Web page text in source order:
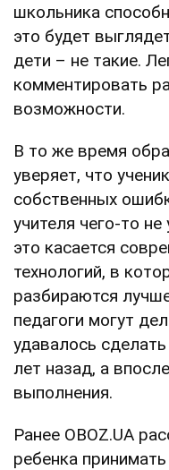
школьника
это будет
дети – не такие.
комментировать
возможности.
В то же время
уверяет, что
собственных
учителя чего-то
это касается
технологий, в
разбираются
педагоги могут
удавалось
лет назад, а
выполнения.
Ранее OBOZ.UA
ребенка